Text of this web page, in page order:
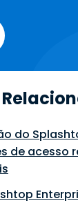
do
de acesso